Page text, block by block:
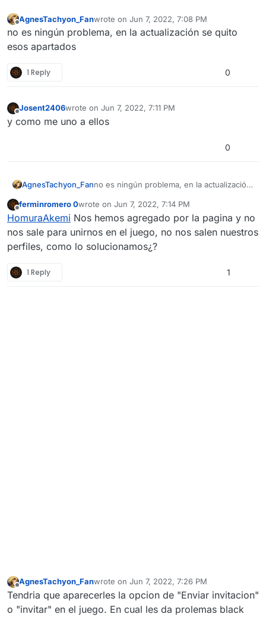
Offline
AgnesTachyon_Fanwrote on Jun 7, 2022, 7:08 PM
last edited by
no es ningún problema, en la actualización se quito
esos apartados
1 Reply 0
Josent2406wrote on Jun 7, 2022, 7:11 PM
last edited by
y como me uno a ellos
0
AgnesTachyon_Fanno es ningún problema, en la actualización
ferminromero 0wrote on Jun 7, 2022, 7:14 PM
last edited by
HomuraAkemi Nos hemos agregado por la pagina y no
nos sale para unirnos en el juego, no nos salen nuestros
perfiles, como lo solucionamos¿?
1 Reply 1
Offline
AgnesTachyon_Fanwrote on Jun 7, 2022, 7:26 PM
last edited by
Tendria que aparecerles la opcion de "Enviar invitacion"
o "invitar" en el juego. En cual les da prolemas black